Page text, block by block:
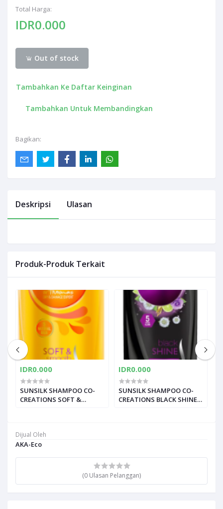
Total Harga:
IDR0.000
Out of stock
Tambahkan Ke Daftar Keinginan
Tambahkan Untuk Membandingkan
Bagikan:
Dijual Oleh
AKA-Eco
(0 Ulasan Pelanggan)
Deskripsi Ulasan
Produk-Produk Terkait
IDR0.000
SUNSILK SHAMPOO CO-
CREATIONS SOFT &
IDR0.000
SUNSILK SHAMPOO CO-
CREATIONS BLACK SHINE